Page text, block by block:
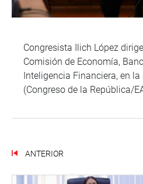
Congresista Ilich López
Comisión de Economía,
Inteligencia Financiera, en
(Congreso de la República/
ANTERIOR